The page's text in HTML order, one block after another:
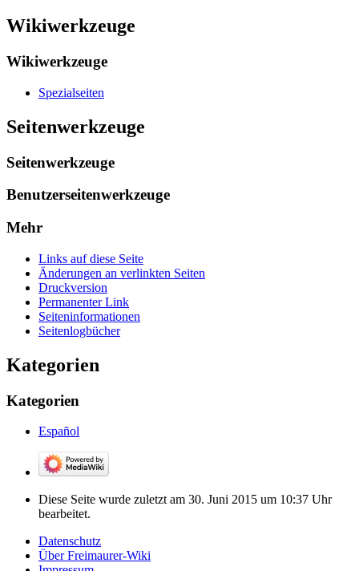
Wikiwerkzeuge
Wikiwerkzeuge
Spezialseiten
Seitenwerkzeuge
Seitenwerkzeuge
Benutzerseitenwerkzeuge
Mehr
Links auf diese Seite
Änderungen an verlinkten Seiten
Druckversion
Permanenter Link
Seiten­­informationen
Seitenlogbücher
Kategorien
Kategorien
Español
Diese Seite wurde zuletzt am 30. Juni 2015 um 10:37 Uhr
bearbeitet.
Datenschutz
Über Freimaurer-Wiki